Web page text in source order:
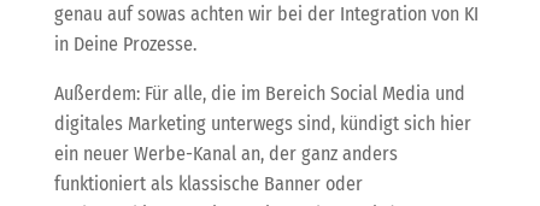
genau auf sowas achten wir bei der Integration von KI
in Deine Prozesse.
Außerdem: Für alle, die im Bereich Social Media und
digitales Marketing unterwegs sind, kündigt sich hier
ein neuer Werbe-Kanal an, der ganz anders
funktioniert als klassische Banner oder